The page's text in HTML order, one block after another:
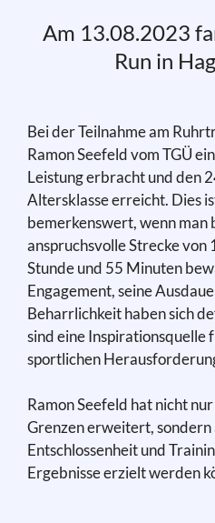
Am 13.08.2023
Run in
Bei der Teilnahme am
Ramon Seefeld vom TGÜ
Leistung erbracht und den
Altersklasse erreicht. Dies
bemerkenswert, wenn man
anspruchsvolle Strecke von
Stunde und 55 Minuten
Engagement, seine
Beharrlichkeit haben sich
sind eine Inspirationsquelle
sportlichen
Ramon Seefeld hat nicht
Grenzen erweitert, sondern
Entschlossenheit und
Ergebnisse erzielt werden